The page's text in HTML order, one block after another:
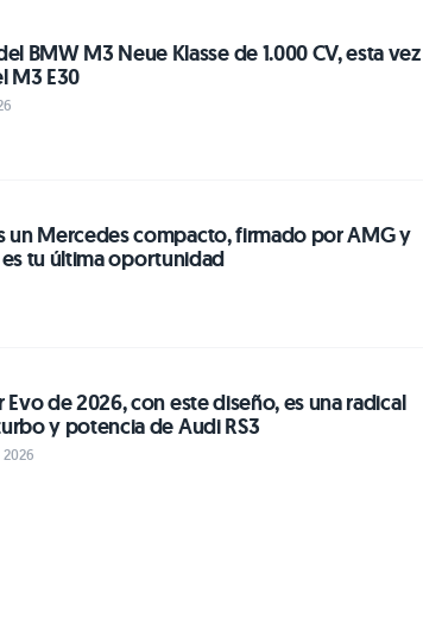
BMW M3 Neue Klasse de 1.000 CV, esta vez
M3 E30
un Mercedes compacto, firmado por AMG y
tu última oportunidad
Evo de 2026, con este diseño, es una radical
y potencia de Audi RS3